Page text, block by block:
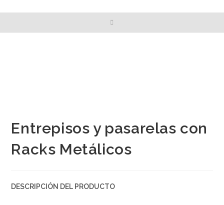
Entrepisos y pasarelas con
Racks Metálicos
DESCRIPCIÓN DEL PRODUCTO